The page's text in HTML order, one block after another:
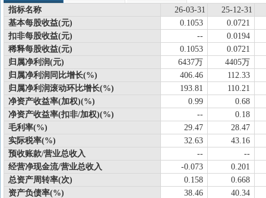
指标名称
26-03-31
25-12-31
基本每股收益(元)
0.1053
0.0721
扣非每股收益(元)
--
0.0194
稀释每股收益(元)
0.1053
0.0721
归属净利润(元)
6437万
4405万
归属净利润同比增长(%)
406.46
112.33
归属净利润滚动环比增长(%)
193.81
110.21
净资产收益率(加权)(%)
0.99
0.68
净资产收益率(扣非/加权)(%)
--
0.18
毛利率(%)
29.47
28.47
实际税率(%)
32.63
43.16
预收账款/营业总收入
--
--
经营净现金流/营业总收入
-0.073
0.201
总资产周转率(次)
0.158
0.668
资产负债率(%)
38.46 40.34